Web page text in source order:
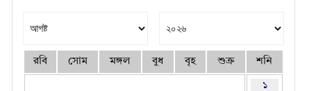
রবি সোম মঙ্গল বুধ বৃহ শুক্র শনি
১